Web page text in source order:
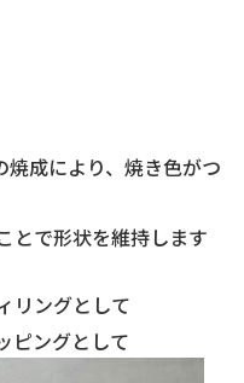
成により、焼き色がつ
とで形状を維持します
リングとして
ピングとして